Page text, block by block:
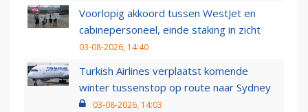
Voorlopig akkoord tussen WestJet en
cabinepersoneel, einde staking in zicht
03-08-2026, 14:40
Turkish Airlines verplaatst komende
winter tussenstop op route naar Sydney
03-08-2026, 14:03